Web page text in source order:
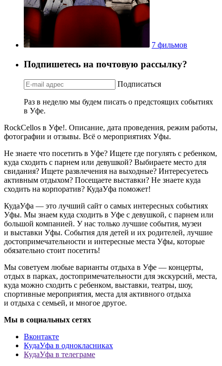
7 фильмов
Подпишетесь на почтовую рассылку?
Подписаться
Раз в неделю мы будем писать о предстоящих событиях
в Уфе.
RockCellos в Уфе!. Описание, дата проведения, режим работы,
фотографии и отзывы. Всё о мероприятиях Уфы.
Не знаете что посетить в Уфе? Ищете где погулять с ребенком,
куда сходить с парнем или девушкой? Выбираете место для
свидания? Ищете развлечения на выходные? Интересуетесь
активным отдыхом? Посещаете выставки? Не знаете куда
сходить на корпоратив? КудаУфа поможет!
КудаУфа — это лучший сайт о самых интересных событиях
Уфы. Мы знаем куда сходить в Уфе с девушкой, с парнем или
большой компанией. У нас только лучшие события, музеи
и выставки Уфы. События для детей и их родителей, лучшие
достопримечательности и интересные места Уфы, которые
обязательно стоит посетить!
Мы советуем любые варианты отдыха в Уфе — концерты,
отдых в парках, достопримечательности для экскурсий, места,
куда можно сходить с ребенком, выставки, театры, шоу,
спортивные мероприятия, места для активного отдыха
и отдыха с семьей, и многое другое.
Мы в социальных сетях
Вконтакте
КудаУфа в однокласниках
КудаУфа в телеграме